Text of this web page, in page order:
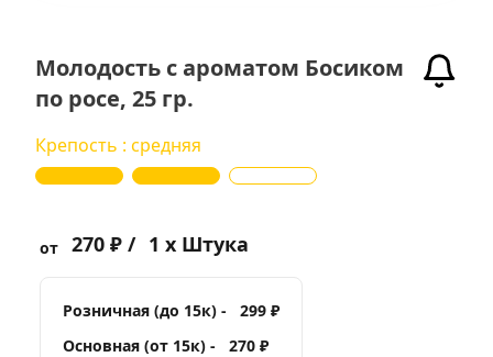
Молодость с ароматом Босиком
по росе, 25 гр.
Крепость : средняя
от 270 ₽ / 1 x Штука
Розничная (до 15к) -
299 ₽
Основная (от 15к) -
270 ₽